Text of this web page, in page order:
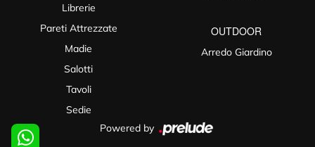
Librerie
Pareti Attrezzate
Madie
Salotti
Tavoli
Sedie
OUTDOOR
Arredo Giardino
Powered by